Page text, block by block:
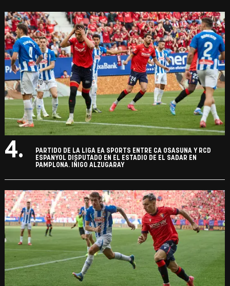
4.
PARTIDO DE LA LIGA EA SPORTS ENTRE CA OSASUNA Y RCD
ESPANYOL DISPUTADO EN EL ESTADIO DE EL SADAR EN
PAMPLONA. IÑIGO ALZUGARAY